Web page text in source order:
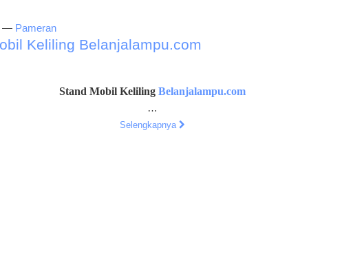
— Pameran
Keliling Belanjalampu.com
Stand Mobil KelilingBelanjalampu.com
…
Selengkapnya